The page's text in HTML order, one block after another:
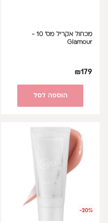
מכחול אקריל מס' 10 -
Glamour
₪179
הוספה לסל
-20%